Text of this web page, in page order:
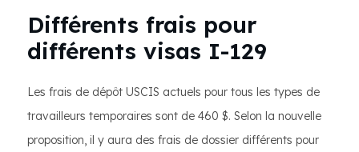
Différents frais pour
différents visas I-129
Les frais de dépôt USCIS actuels pour tous les types de
travailleurs temporaires sont de 460 $. Selon la nouvelle
proposition, il y aura des frais de dossier différents pour